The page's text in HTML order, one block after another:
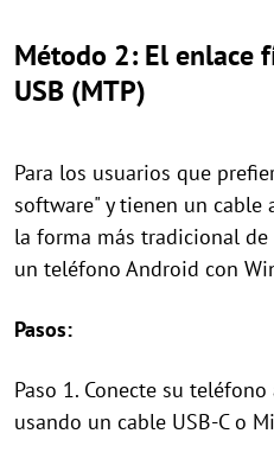
Método 2: El enlace
USB (MTP)
Para los usuarios que
software" y tienen un cable
la forma más tradicional
un teléfono Android con
Pasos:
Paso 1. Conecte su
usando un cable USB-C o